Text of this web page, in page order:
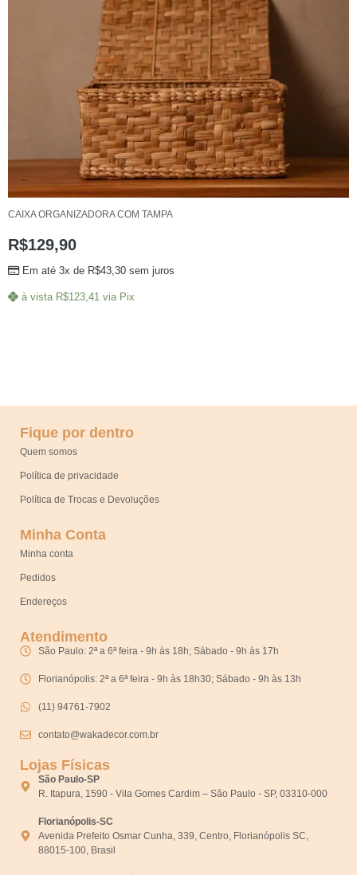
CAIXA ORGANIZADORA COM TAMPA
R$129,90
Em até 3x de R$43,30 sem juros
à vista R$123,41 via Pix
Fique por dentro
Quem somos
Política de privacidade
Política de Trocas e Devoluções
Minha Conta
Minha conta
Pedidos
Endereços
Atendimento
São Paulo: 2ª a 6ª feira - 9h às 18h; Sábado - 9h às 17h
Florianópolis: 2ª a 6ª feira - 9h às 18h30; Sábado - 9h às 13h
(11) 94761-7902
contato@wakadecor.com.br
Lojas Físicas
São Paulo-SP
R. Itapura, 1590 - Vila Gomes Cardim – São Paulo - SP, 03310-000
Florianópolis-SC
Avenida Prefeito Osmar Cunha, 339, Centro, Florianópolis SC,
88015-100, Brasil